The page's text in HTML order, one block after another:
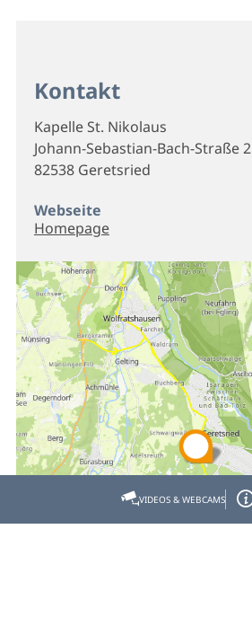
Kontakt
Kapelle St. Nikolaus
Johann-Sebastian-Bach-Straße 2
82538 Geretsried
Webseite
Homepage
VIDEOS & WEBCAMS